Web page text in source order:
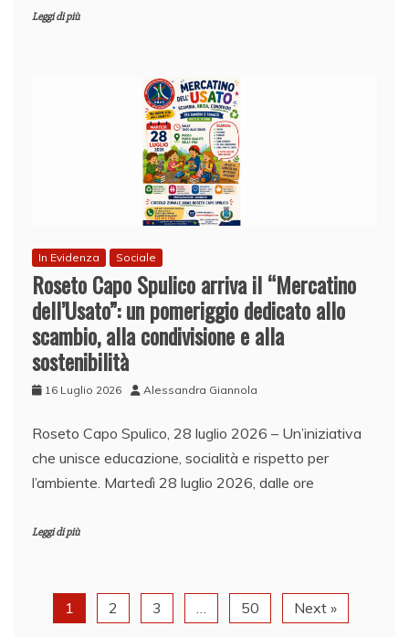
Leggi di più
In Evidenza Sociale
Roseto Capo Spulico arriva il “Mercatino
dell’Usato”: un pomeriggio dedicato allo
scambio, alla condivisione e alla
sostenibilità
16 Luglio 2026 Alessandra Giannola
Roseto Capo Spulico, 28 luglio 2026 – Un’iniziativa
che unisce educazione, socialità e rispetto per
l’ambiente. Martedì 28 luglio 2026, dalle ore
Leggi di più
1 2 3 … 50 Next »